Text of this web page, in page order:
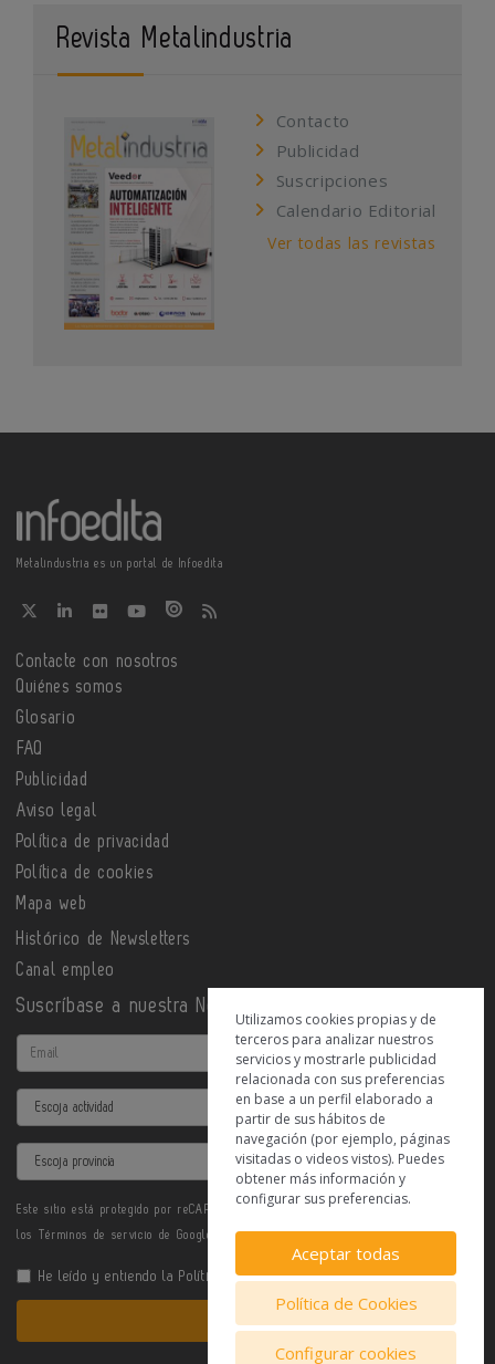
Revista Metalindustria
Contacto
Publicidad
Suscripciones
Calendario Editorial
Ver todas las revistas
Metalindustria es un portal de Infoedita
Contacte con nosotros
Quiénes somos
Glosario
FAQ
Publicidad
Aviso legal
Política de privacidad
Política de cookies
Mapa web
Histórico de Newsletters
Canal empleo
Suscríbase a nuestra Newsletter
Email
Actividad
Provincia
Este sitio está protegido por reCAPTCHA y se aplican la
los Términos de servicio de Google.
He leído y entiendo la Política de Privacidad
Enviar
Utilizamos cookies propias y de
terceros para analizar nuestros
servicios y mostrarle publicidad
relacionada con sus preferencias
en base a un perfil elaborado a
partir de sus hábitos de
navegación (por ejemplo, páginas
visitadas o videos vistos). Puedes
obtener más información y
configurar sus preferencias.
Aceptar todas
Política de Cookies
Configurar cookies